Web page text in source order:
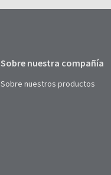
Sobre nuestra compañía
Sobre nuestros productos